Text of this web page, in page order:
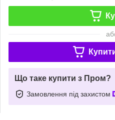
Що таке купити з Пром?
Замовлення під захистом